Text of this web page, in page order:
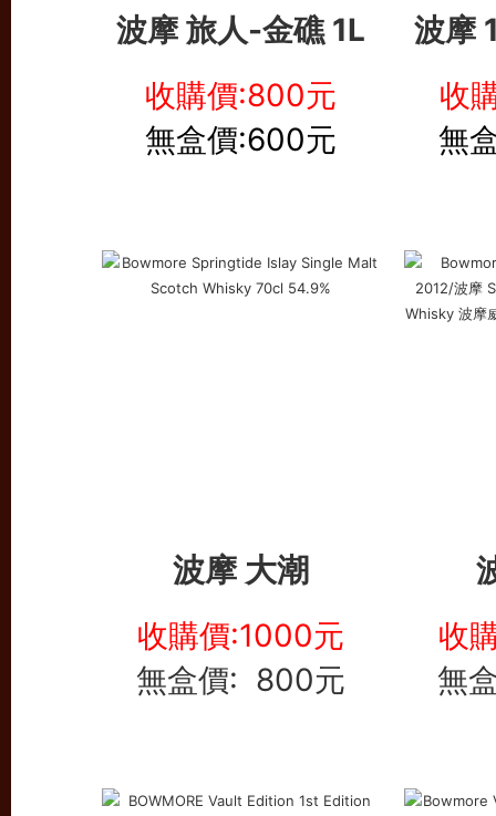
波摩 旅人-金礁 1L 波摩
收購價:800元
無盒價:600元
收
無
波摩 大潮
收購價:1000元
無盒價: 800元
收
無